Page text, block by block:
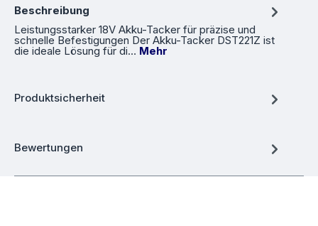
Beschreibung
Leistungsstarker 18V Akku-Tacker für präzise und
schnelle Befestigungen Der Akku-Tacker DST221Z ist
die ideale Lösung für di… Mehr
Produktsicherheit
Bewertungen